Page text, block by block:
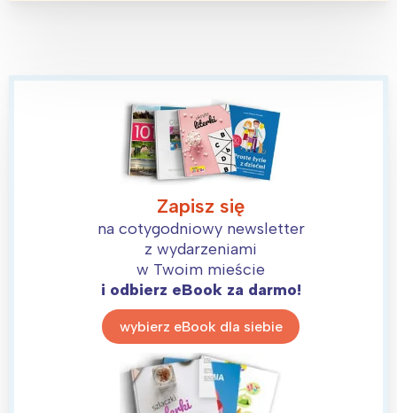
Zapisz się
na cotygodniowy newsletter
z wydarzeniami
w Twoim mieście
i odbierz eBook za darmo!
wybierz eBook dla siebie
Wrocław
Wszystkie
Wybieram